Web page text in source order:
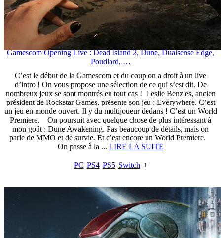
Gamescom Opening Live : Dead Island 2, Dune, Dualsense Edge,
Poudlard, …
C’est le début de la Gamescom et du coup on a droit à un live
d’intro ! On vous propose une sélection de ce qui s’est dit. De
nombreux jeux se sont montrés en tout cas ! Leslie Benzies, ancien
président de Rockstar Games, présente son jeu : Everywhere. C’est
un jeu en monde ouvert. Il y du multijoueur dedans ! C’est un World
Premiere. On poursuit avec quelque chose de plus intéressant à
mon goût : Dune Awakening. Pas beaucoup de détails, mais on
parle de MMO et de survie. Et c’est encore un World Premiere.
On passe à la ... LIRE LA SUITE
PC PS4 PS5 Switch +